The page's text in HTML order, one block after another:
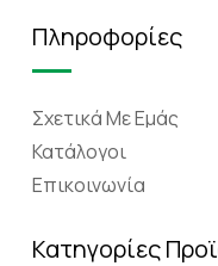
Πληροφορίες
Σχετικά Mε Eμάς
Κατάλογοι
Επικοινωνία
Κατηγορίες